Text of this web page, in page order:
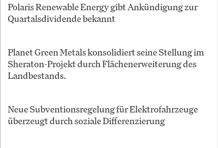
Polaris Renewable Energy gibt Ankündigung zur
Quartalsdividende bekannt
Planet Green Metals konsolidiert seine Stellung im
Sheraton-Projekt durch Flächenerweiterung des
Landbestands.
Neue Subventionsregelung für Elektrofahrzeuge
überzeugt durch soziale Differenzierung